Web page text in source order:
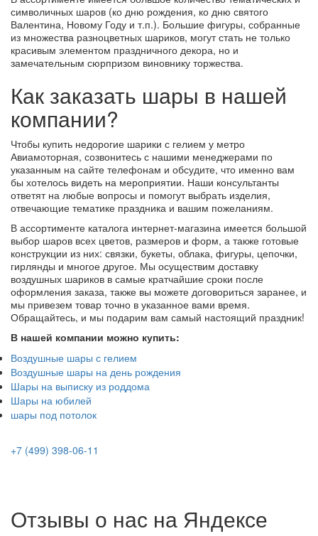
символичных шаров (ко дню рождения, ко дню святого
Валентина, Новому Году и т.п.). Большие фигуры, собранные
из множества разноцветных шариков, могут стать не только
красивым элементом праздничного декора, но и
замечательным сюрпризом виновнику торжества.
Как заказать шары в нашей
компании?
Чтобы купить недорогие шарики с гелием у метро
Авиамоторная, созвонитесь с нашими менеджерами по
указанным на сайте телефонам и обсудите, что именно вам
бы хотелось видеть на мероприятии. Наши консультанты
ответят на любые вопросы и помогут выбрать изделия,
отвечающие тематике праздника и вашим пожеланиям.
В ассортименте каталога интернет-магазина имеется большой
выбор шаров всех цветов, размеров и форм, а также готовые
конструкции из них: связки, букеты, облака, фигуры, цепочки,
гирлянды и многое другое. Мы осуществим доставку
воздушных шариков в самые кратчайшие сроки после
оформления заказа, также вы можете договориться заранее, и
мы привезем товар точно в указанное вами время.
Обращайтесь, и мы подарим вам самый настоящий праздник!
В нашей компании можно купить:
Воздушные шары с гелием
Воздушные шары на день рождения
Шары на выписку из роддома
Шары на юбилей
шары под потолок
+7 (499) 398-06-11
Отзывы о нас на Яндексе